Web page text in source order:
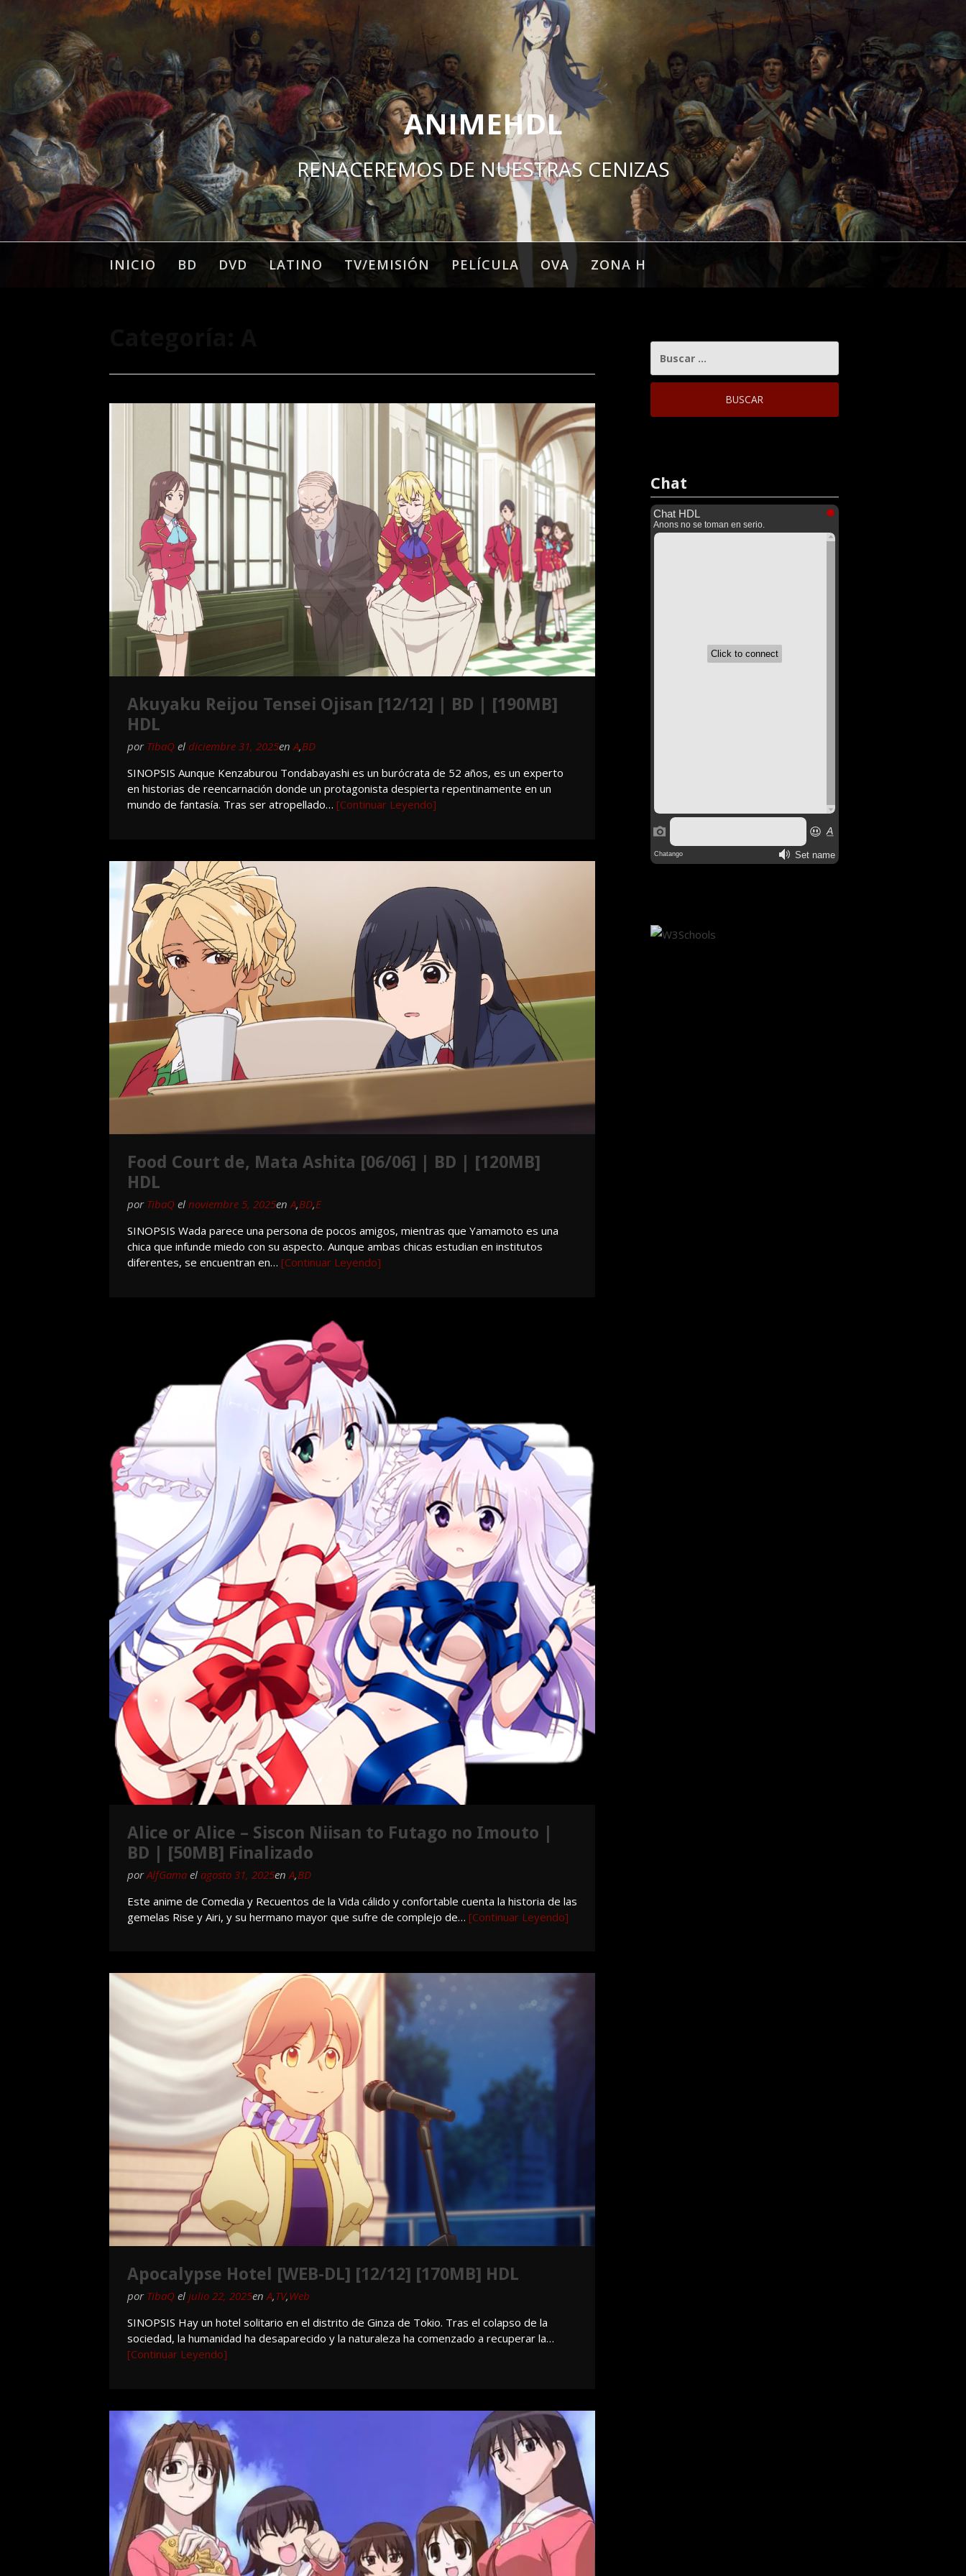
ANIMEHDL
RENACEREMOS DE NUESTRAS CENIZAS
INICIO BD DVD LATINO TV/EMISIÓN PELÍCULA OVA ZONA H
Akuyaku Reijou Tensei Ojisan [12/12] | BD | [190MB]
HDL
por TibaQ el diciembre 31, 2025enA,BD
SINOPSIS Aunque Kenzaburou Tondabayashi es un burócrata de 52 años, es un experto
en historias de reencarnación donde un protagonista despierta repentinamente en un
mundo de fantasía. Tras ser atropellado… [Continuar Leyendo]
Food Court de, Mata Ashita [06/06] | BD | [120MB]
HDL
por TibaQ el noviembre 5, 2025enA,BD,E
SINOPSIS Wada parece una persona de pocos amigos, mientras que Yamamoto es una
chica que infunde miedo con su aspecto. Aunque ambas chicas estudian en institutos
diferentes, se encuentran en… [Continuar Leyendo]
Alice or Alice – Siscon Niisan to Futago no Imouto |
BD | [50MB] Finalizado
porAlfGama el agosto 31, 2025en A,BD
Este anime de Comedia y Recuentos de la Vida cálido y confortable cuenta la historia de las
gemelas Rise y Airi, y su hermano mayor que sufre de complejo de… [Continuar Leyendo]
Apocalypse Hotel [WEB-DL] [12/12] [170MB] HDL
por TibaQ el julio 22, 2025enA,TV,Web
SINOPSIS Hay un hotel solitario en el distrito de Ginza de Tokio. Tras el colapso de la
sociedad, la humanidad ha desaparecido y la naturaleza ha comenzado a recuperar la…
[Continuar Leyendo]
Chat